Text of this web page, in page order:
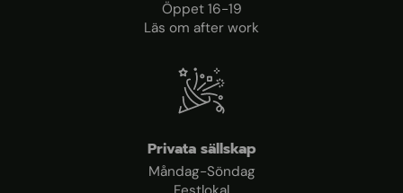
Öppet 16-19
Läs om after work
Privata sällskap
Måndag-Söndag